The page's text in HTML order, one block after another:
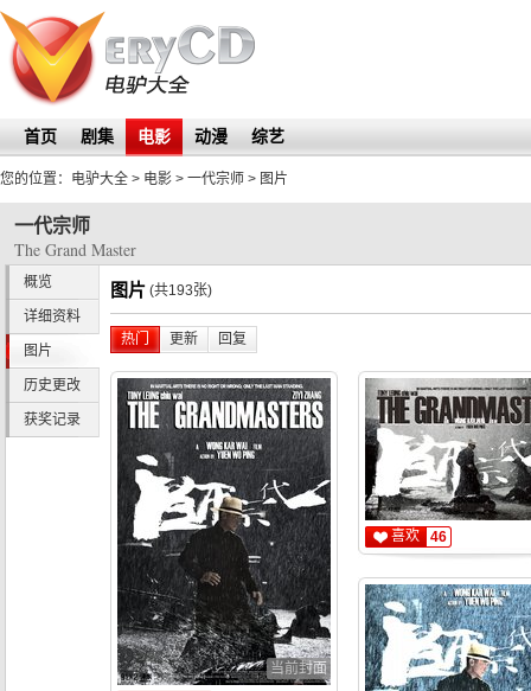
首页 剧集 电影 动漫 综艺
您的位置： 电驴大全 > 电影 > 一代宗师 > 图片
一代宗师
The Grand Master
概览
详细资料
图片
历史更改
获奖记录
图片 (共193张)
热门 更新 回复
当前封面
喜欢 46